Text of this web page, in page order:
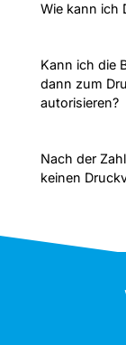
Wie kann ich
Kann ich die
dann zum
autorisieren?
Nach der
keinen